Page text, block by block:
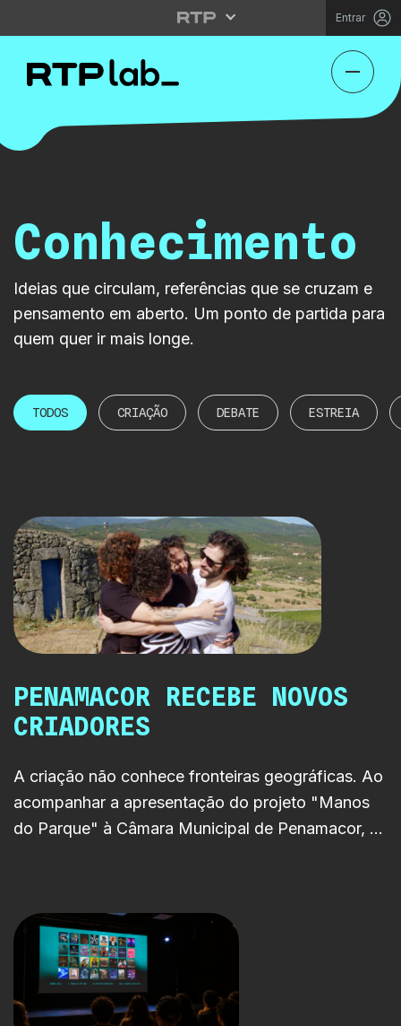
Entrar
Conhecimento
Ideias que circulam, referências que se cruzam e
pensamento em aberto. Um ponto de partida para
quem quer ir mais longe.
TODOS CRIAÇÃO DEBATE ESTREIA
PENAMACOR RECEBE NOVOS
CRIADORES
A criação não conhece fronteiras geográficas. Ao
acompanhar a apresentação do projeto "Manos
do Parque" à Câmara Municipal de Penamacor, a
da parceria com a Universidade da Beira Interior.